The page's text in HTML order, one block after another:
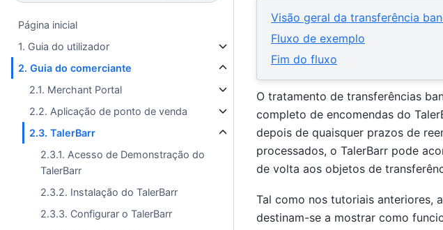
Página inicial
1. Guia do utilizador
2. Guia do comerciante
2.1. Merchant Portal
2.2. Aplicação de ponto de venda
2.3. TalerBarr
2.3.1. Acesso de Demonstração do
TalerBarr
2.3.2. Instalação do TalerBarr
2.3.3. Configurar o TalerBarr
Visão geral da transferência
Fluxo de exemplo
Fim do fluxo
O tratamento de transferências
completo de encomendas do
depois de quaisquer prazos de
processados, o TalerBarr pode
de volta aos objetos de
Tal como nos tutoriais anteriores,
destinam-se a mostrar como